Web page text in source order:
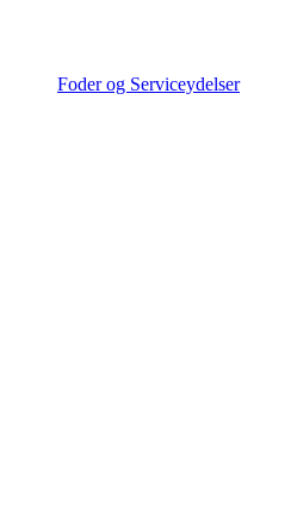
Foder og Serviceydelser